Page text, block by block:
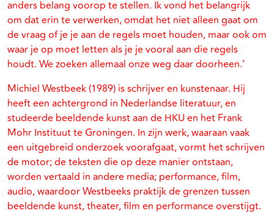
anders belang voorop te stellen. Ik vond het belangrijk
om dat erin te verwerken, omdat het niet alleen gaat om
de vraag of je je aan de regels moet houden, maar ook om
waar je op moet letten als je je vooral aan die regels
houdt. We zoeken allemaal onze weg daar doorheen.’
Michiel Westbeek (1989) is schrijver en kunstenaar. Hij
heeft een achtergrond in Nederlandse literatuur, en
studeerde beeldende kunst aan de HKU en het Frank
Mohr Instituut te Groningen. In zijn werk, waaraan vaak
een uitgebreid onderzoek voorafgaat, vormt het schrijven
de motor; de teksten die op deze manier ontstaan,
worden vertaald in andere media; performance, film,
audio, waardoor Westbeeks praktijk de grenzen tussen
beeldende kunst, theater, film en performance overstijgt.